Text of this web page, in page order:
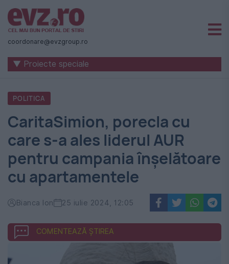
Știri
naționale
internaționale
România
-
Evenimentul
Zilei
coordonare@evzgroup.ro
▼ Proiecte speciale
POLITICA
CaritaSimion, porecla cu
care s-a ales liderul AUR
pentru campania înșelătoare
cu apartamentele
Bianca Ion 25 iulie 2024, 12:05
COMENTEAZĂ ȘTIREA